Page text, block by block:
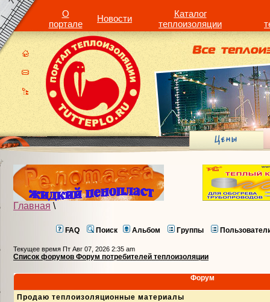
О
портале
Новости
Каталог
теплоизоляции
Главная \
FAQ Поиск Альбом Группы
Текущее время Пт Авг 07, 2026 2:35 am
Список форумов Форум потребителей теплоизоляции
Форум
Продаю теплоизоляционные материалы